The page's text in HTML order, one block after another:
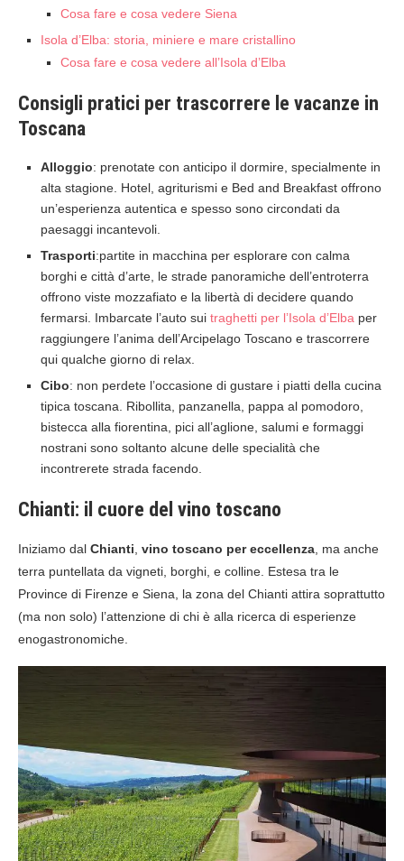
Cosa fare e cosa vedere Siena
Isola d’Elba: storia, miniere e mare cristallino
Cosa fare e cosa vedere all’Isola d’Elba
Consigli pratici per trascorrere le vacanze in
Toscana
Alloggio: prenotate con anticipo il dormire, specialmente in
alta stagione. Hotel, agriturismi e Bed and Breakfast offrono
un’esperienza autentica e spesso sono circondati da
paesaggi incantevoli.
Trasporti:partite in macchina per esplorare con calma
borghi e città d’arte, le strade panoramiche dell’entroterra
offrono viste mozzafiato e la libertà di decidere quando
fermarsi. Imbarcate l’auto sui traghetti per l’Isola d’Elba per
raggiungere l’anima dell’Arcipelago Toscano e trascorrere
qui qualche giorno di relax.
Cibo: non perdete l’occasione di gustare i piatti della cucina
tipica toscana. Ribollita, panzanella, pappa al pomodoro,
bistecca alla fiorentina, pici all’aglione, salumi e formaggi
nostrani sono soltanto alcune delle specialità che
incontrerete strada facendo.
Chianti: il cuore del vino toscano
Iniziamo dal Chianti, vino toscano per eccellenza, ma anche
terra puntellata da vigneti, borghi, e colline. Estesa tra le
Province di Firenze e Siena, la zona del Chianti attira soprattutto
(ma non solo) l’attenzione di chi è alla ricerca di esperienze
enogastronomiche.